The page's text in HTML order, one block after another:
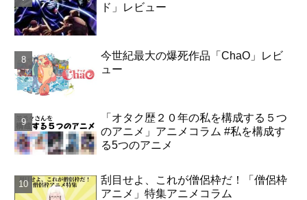
ド」レビュー
今世紀最大の爆死作品「ChaO」レビ
ュー
「オタク歴２０年の私を構成する５つ
のアニメ」アニメコラム #私を構成す
る5つのアニメ
刮目せよ、これが僧侶枠だ！「僧侶枠
アニメ」特集アニメコラム